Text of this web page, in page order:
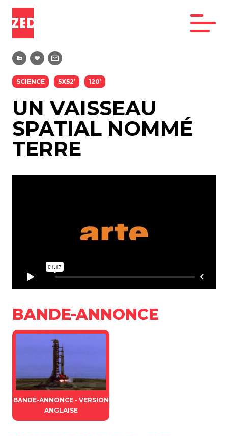
SCIENCE 5X52’ 120’
UN VAISSEAU
SPATIAL NOMMÉ
TERRE
BANDE-ANNONCE
BANDE-ANNONCE - VERSION
ANGLAISE